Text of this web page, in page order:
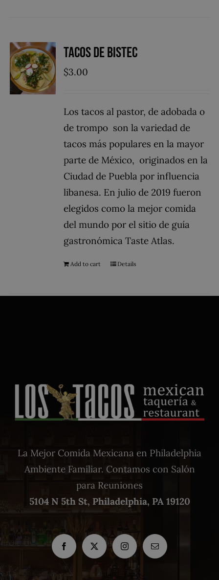
Tacos de Bistec
$3.00
Los tacos al pastor, de adobada o
de trompo ​ son la variedad de
tacos más populares en la mayor
parte de México, ​​ originados en la
Ciudad de Puebla por influencia
libanesa.​ En julio de 2019 fueron
elegidos como la mejor comida
del mundo por el sitio de guía
gastronómica Taste Atlas.
Add to cart Details
La Mejor Comida Mexicana en Philadelphia
Ambiente Familiar. Contamos con Salón
para Reuniones
5104 N 5th St, Philadelphia, PA 19120